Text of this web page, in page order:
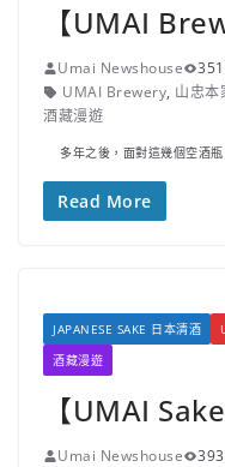
【UMAI
Umai Newshouse
UMAI Brewery, 山忠本
酒藏漫遊
多年之後，面對這幾個空酒瓶
Read More
JAPANESE SAKE 日本清酒
酒藏漫遊
【UMAI
Umai Newshouse